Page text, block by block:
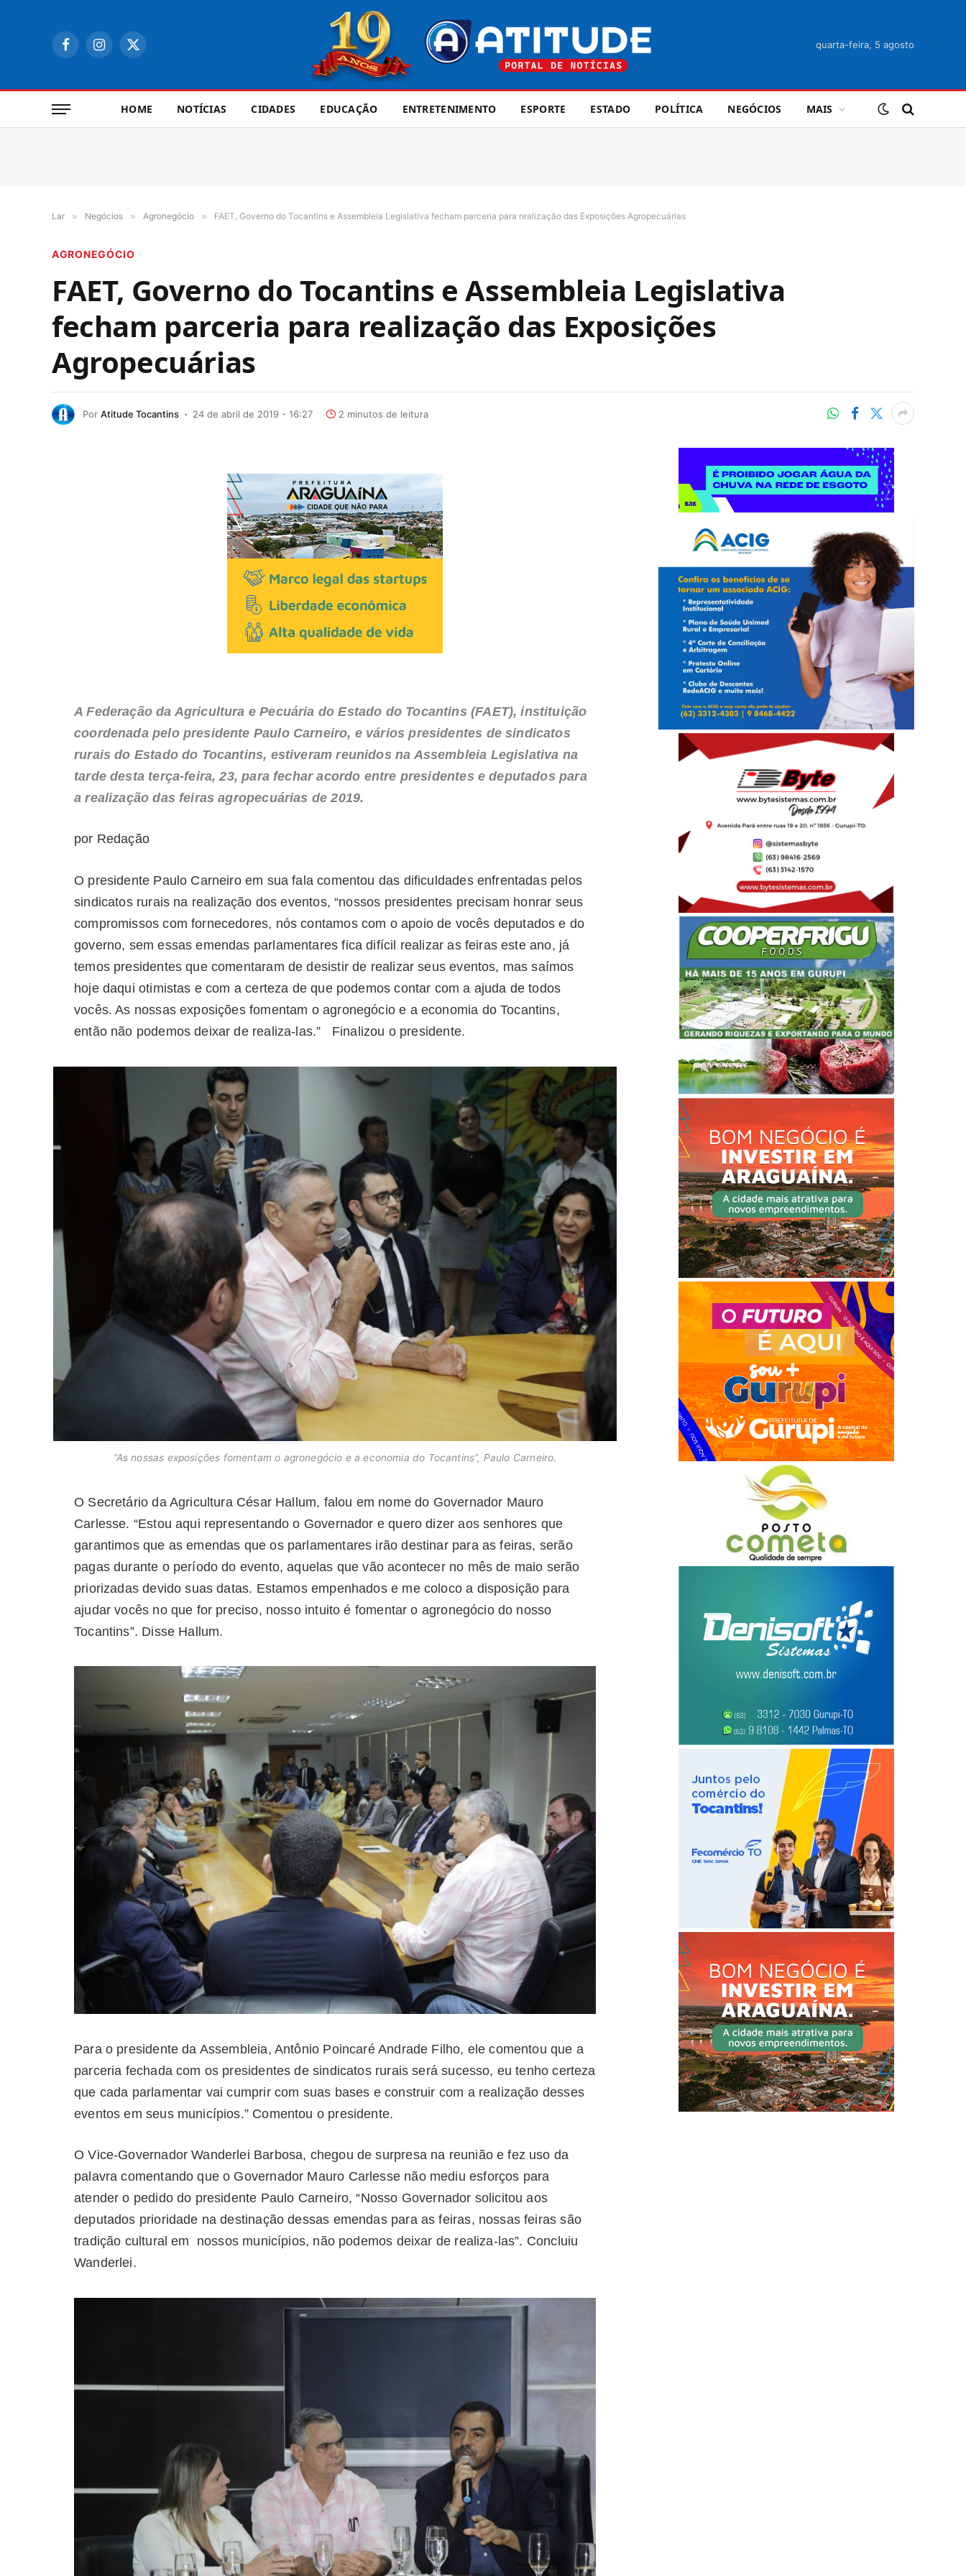
FacebookInstagram
X
quarta-feira, 5 agosto
HOME NOTÍCIAS CIDADES EDUCAÇÃO ENTRETENIMENTO ESPORTE ESTADO POLÍTICA NEGÓCIOS MAIS
Lar » Negócios » Agronegócio » FAET, Governo do Tocantins e Assembleia Legislativa fecham parceria para realização das Exposições Agropecuárias
AGRONEGÓCIO
FAET, Governo do Tocantins e Assembleia Legislativa
fecham parceria para realização das Exposições
Agropecuárias
Por Atitude Tocantins 24 de abril de 2019 - 16:27 2 minutos de leitura
A Federação da Agricultura e Pecuária do Estado do Tocantins (FAET), instituição
coordenada pelo presidente Paulo Carneiro, e vários presidentes de sindicatos
rurais do Estado do Tocantins, estiveram reunidos na Assembleia Legislativa na
tarde desta terça-feira, 23, para fechar acordo entre presidentes e deputados para
a realização das feiras agropecuárias de 2019.
por Redação
O presidente Paulo Carneiro em sua fala comentou das dificuldades enfrentadas pelos
sindicatos rurais na realização dos eventos, “nossos presidentes precisam honrar seus
compromissos com fornecedores, nós contamos com o apoio de vocês deputados e do
governo, sem essas emendas parlamentares fica difícil realizar as feiras este ano, já
temos presidentes que comentaram de desistir de realizar seus eventos, mas saímos
hoje daqui otimistas e com a certeza de que podemos contar com a ajuda de todos
vocês. As nossas exposições fomentam o agronegócio e a economia do Tocantins,
então não podemos deixar de realiza-las.” Finalizou o presidente.
“As nossas exposições fomentam o agronegócio e a economia do Tocantins”, Paulo Carneiro.
O Secretário da Agricultura César Hallum, falou em nome do Governador Mauro
Carlesse. “Estou aqui representando o Governador e quero dizer aos senhores que
garantimos que as emendas que os parlamentares irão destinar para as feiras, serão
pagas durante o período do evento, aquelas que vão acontecer no mês de maio serão
priorizadas devido suas datas. Estamos empenhados e me coloco a disposição para
ajudar vocês no que for preciso, nosso intuito é fomentar o agronegócio do nosso
Tocantins”. Disse Hallum.
Para o presidente da Assembleia, Antônio Poincaré Andrade Filho, ele comentou que a
parceria fechada com os presidentes de sindicatos rurais será sucesso, eu tenho certeza
que cada parlamentar vai cumprir com suas bases e construir com a realização desses
eventos em seus municípios.” Comentou o presidente.
O Vice-Governador Wanderlei Barbosa, chegou de surpresa na reunião e fez uso da
palavra comentando que o Governador Mauro Carlesse não mediu esforços para
atender o pedido do presidente Paulo Carneiro, “Nosso Governador solicitou aos
deputados prioridade na destinação dessas emendas para as feiras, nossas feiras são
tradição cultural em nossos municípios, não podemos deixar de realiza-las”. Concluiu
Wanderlei.